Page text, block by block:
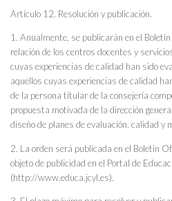
Artículo 12. Resolución y publicación.
1. Anualmente, se publicarán en el
relación de los centros docentes y
cuyas experiencias de calidad han sido
aquellos cuyas experiencias de calidad
de la persona titular de la consejería
propuesta motivada de la dirección
diseño de planes de evaluación, calidad y
2. La orden será publicada en el Boletín
objeto de publicidad en el Portal de
(http://www.educa.jcyl.es).